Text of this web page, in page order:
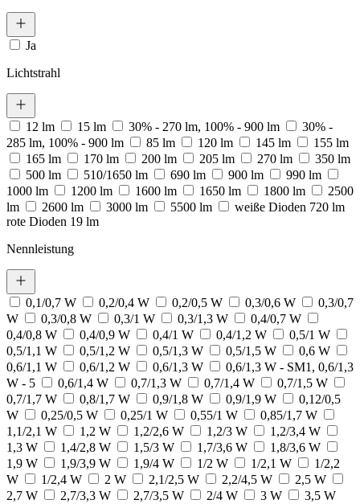
Ja
Lichtstrahl
12 lm 15 lm 30% - 270 lm, 100% - 900 lm
30% -
285 lm, 100% - 900 lm
85 lm 120 lm 145 lm
155 lm
165 lm
170 lm 200 lm 205 lm 270 lm
350 lm
500 lm
510/1650 lm 690 lm 900 lm
990 lm
1000 lm
1200 lm 1600 lm 1650 lm 1800 lm
2500
lm
2600 lm 3000 lm 5500 lm
weiße Dioden 720 lm
rote Dioden 19 lm
Nennleistung
0,1/0,7 W 0,2/0,4 W 0,2/0,5 W 0,3/0,6 W
0,3/0,7
W
0,3/0,8 W 0,3/1 W 0,3/1,3 W
0,4/0,7 W
0,4/0,8 W
0,4/0,9 W 0,4/1 W 0,4/1,2 W
0,5/1 W
0,5/1,1 W
0,5/1,2 W 0,5/1,3 W 0,5/1,5 W
0,6 W
0,6/1,1 W
0,6/1,2 W 0,6/1,3 W
0,6/1,3 W - SM1, 0,6/1,3
W - 5
0,6/1,4 W 0,7/1,3 W 0,7/1,4 W
0,7/1,5 W
0,7/1,7 W
0,8/1,7 W 0,9/1,8 W 0,9/1,9 W
0,12/0,5
W
0,25/0,5 W 0,25/1 W 0,55/1 W
0,85/1,7 W
1,1/2,1 W
1,2 W 1,2/2,6 W 1,2/3 W
1,2/3,4 W
1,3 W
1,4/2,8 W 1,5/3 W 1,7/3,6 W
1,8/3,6 W
1,9 W
1,9/3,9 W 1,9/4 W 1/2 W 1/2,1 W
1/2,2
W
1/2,4 W 2 W 2,1/2,5 W 2,2/4,5 W
2,5 W
2,7 W
2,7/3,3 W 2,7/3,5 W 2/4 W 3 W
3,5 W